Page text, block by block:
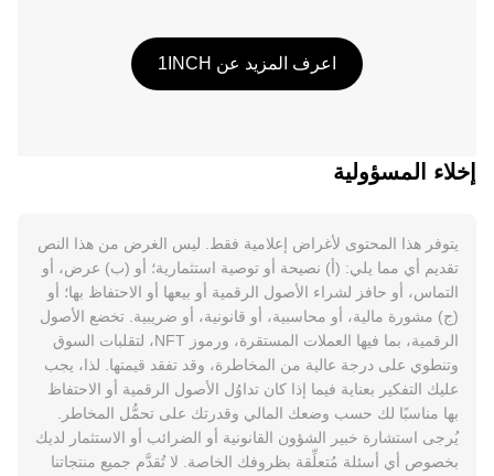
اعرف المزيد عن 1INCH
إخلاء المسؤولية
يتوفر هذا المحتوى لأغراض إعلامية فقط. ليس الغرض من هذا النص
تقديم أي مما يلي: (أ) نصيحة أو توصية استثمارية؛ أو (ب) عرض، أو
التماس، أو حافز لشراء الأصول الرقمية أو بيعها أو الاحتفاظ بها؛ أو
(ج) مشورة مالية، أو محاسبية، أو قانونية، أو ضريبية. تخضع الأصول
الرقمية، بما فيها العملات المستقرة، ورموز NFT، لتقلبات السوق
وتنطوي على درجة عالية من المخاطرة، وقد تفقد قيمتها. لذا، يجب
عليك التفكير بعناية فيما إذا كان تداوُل الأصول الرقمية أو الاحتفاظ
بها مناسبًا لك حسب وضعك المالي وقدرتك على تحمُّل المخاطر.
يُرجى استشارة خبير الشؤون القانونية أو الضرائب أو الاستثمار لديك
بخصوص أي أسئلة مُتعلِّقة بظروفك الخاصة. لا تُقدَّم جميع منتجاتنا